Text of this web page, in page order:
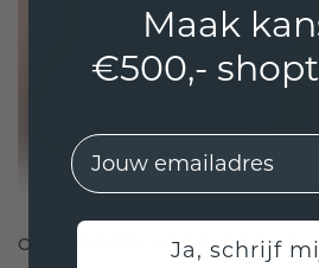
ONTWORPEN VOOR
Maak
€500,-
EMail
Ja, schrijf